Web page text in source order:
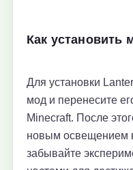
Как установить
Для установки
мод и перенесите
Minecraft. После
новым освещением
забывайте